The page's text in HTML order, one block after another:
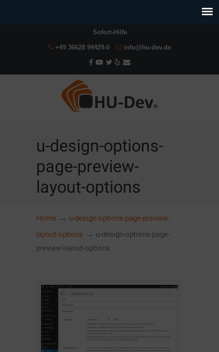
Sofort-Hilfe
+49 36628 94429-0 info@hu-dev.de
u-design-options-
page-preview-
layout-options
Home → u-design-options-page-preview-
layout-options → u-design-options-page-
preview-layout-options